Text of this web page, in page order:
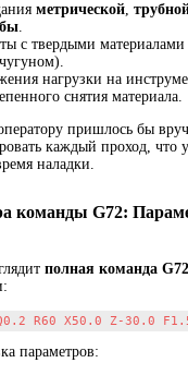
метрической,
.
с твердыми
нагрузки на
снятия материала.
пришлось бы
каждый проход, что
наладки.
команды G72:
полная команда G72
параметров: